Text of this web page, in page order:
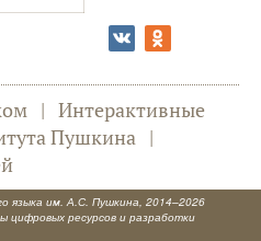
| Интерактивные
Пушкина |
языка им. А.С. Пушкина, 2014–2026
ресурсов и разработки